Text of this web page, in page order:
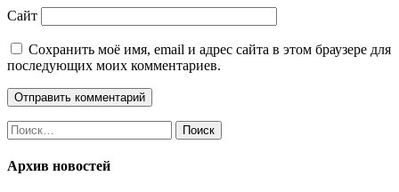
Сайт
Сохранить моё имя, email и адрес сайта в этом браузере для
последующих моих комментариев.
Найти:
Архив новостей